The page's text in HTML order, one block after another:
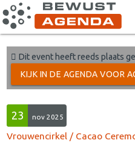
Dit event heeft reeds plaats
KIJK IN DE AGENDA VOOR
23 nov 2025
Vrouwencirkel / Cacao